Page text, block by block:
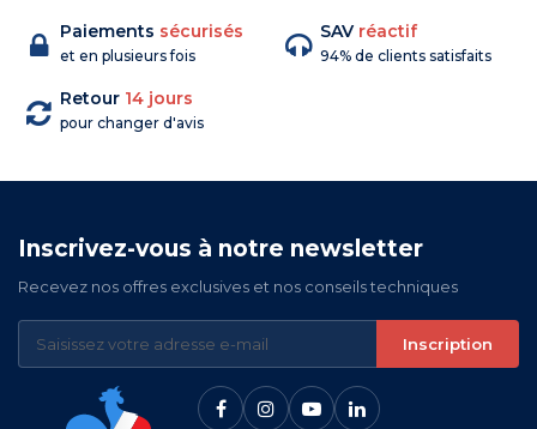
Paiements sécurisés
et en plusieurs fois
SAV réactif
94% de clients satisfaits
Retour 14 jours
pour changer d'avis
Inscrivez-vous à notre newsletter
Recevez nos offres exclusives et nos conseils techniques
Inscription